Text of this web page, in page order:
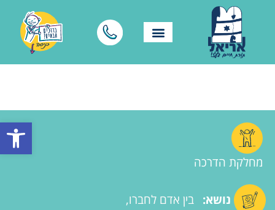
פתח
מחלקת הדרכה
נושא: בין אדם לחברו